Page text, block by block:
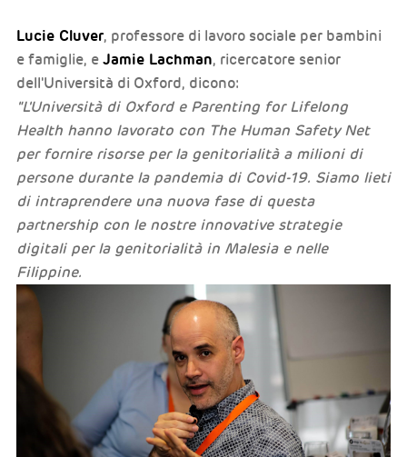
Lucie Cluver, professore di lavoro sociale per bambini
e famiglie, e Jamie Lachman, ricercatore senior
dell'Università di Oxford, dicono:
"L'Università di Oxford e Parenting for Lifelong
Health hanno lavorato con The Human Safety Net
per fornire risorse per la genitorialità a milioni di
persone durante la pandemia di Covid-19. Siamo lieti
di intraprendere una nuova fase di questa
partnership con le nostre innovative strategie
digitali per la genitorialità in Malesia e nelle
Filippine.